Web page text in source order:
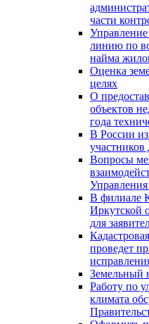
части
линию по
найма
Оценка
целях
О
объектов
года
В России
участников
Вопросы
Управления
В филиале
Иркутской
для
проведет
Земельный
Работу по
климата